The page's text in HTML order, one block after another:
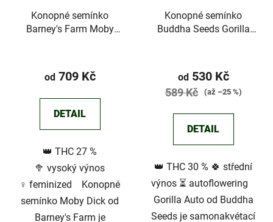
Konopné semínko
Barney's Farm Moby
hodnocení
je
3,7
5
hvězdiček.
od709 Kč
DETAIL
👑 THC 27 %
🥦 vysoký výnos
♀️ feminized Konopné
semínko Moby Dick od
Barney's Farm je
Konopné semínko
Buddha Seeds Gorilla
od530 Kč
589 Kč (až –25 %)
DETAIL
👑 THC 30 % 🍀 střední
výnos ⏳ autoflowering
Gorilla Auto od Buddha
Seeds je samonakvétací